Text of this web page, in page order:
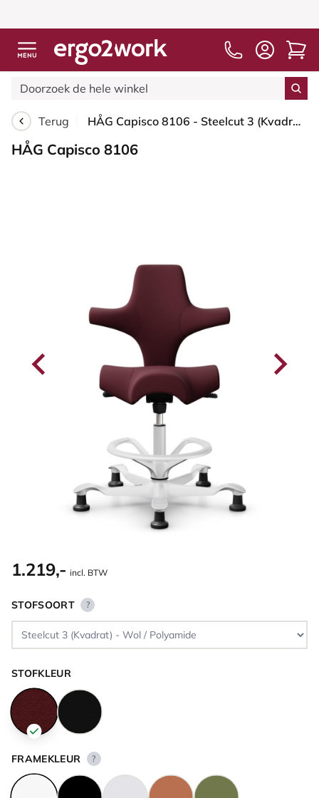
Terug HÅG Capisco 8106 - Steelcut 3 (Kvadrat) - Wol / Polyamide - STT682 Chestnut - Wit - 265 mm (Zithoogte 53-79cm) - Glijdoppen
HÅG Capisco 8106
1.219,- incl. BTW
STOFSOORT ?
STOFKLEUR
FRAMEKLEUR ?